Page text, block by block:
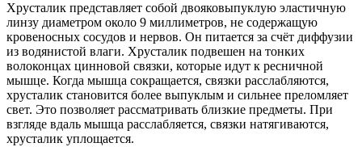
Хрусталик представляет собой двояковыпуклую эластичную
линзу диаметром около 9 миллиметров, не содержащую
кровеносных сосудов и нервов. Он питается за счёт диффузии
из водянистой влаги. Хрусталик подвешен на тонких
волоконцах цинновой связки, которые идут к ресничной
мышце. Когда мышца сокращается, связки расслабляются,
хрусталик становится более выпуклым и сильнее преломляет
свет. Это позволяет рассматривать близкие предметы. При
взгляде вдаль мышца расслабляется, связки натягиваются,
хрусталик уплощается.